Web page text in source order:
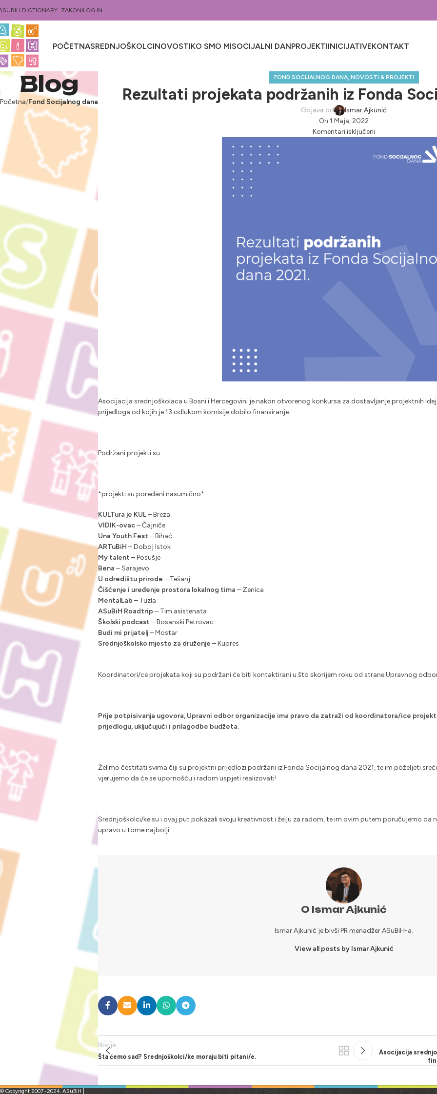
DICTIONARY ZAKONILOG IN
POČETNASREDNJOŠKOLCINOVOSTIKO SMO MISOCIJALNI DANPROJEKTIINICIJATIVEKONTAKT
Blog
Početna Fond Socijalnog dana
FOND SOCIJALNOG DANA, NOVOSTI & PROJEKTI
Rezultati projekata podržanih iz Fonda
Objava od
Ismar Ajkunić
On 1 Maja, 2022
Komentari isključeni
Asocijacija srednjoškolaca u Bosni i Hercegovini je nakon otvorenog konkursa za dostavljanje projektnih
prijedloga od kojih je 13 odlukom komisije dobilo finansiranje.
Podržani projekti su:
*projekti su poredani nasumično*
KULTura je KUL– Breza
VIDIK-ovac– Čajniče
Una Youth Fest – Bihać
ARTuBiH – Doboj Istok
My talent – Posušje
Bena – Sarajevo
U odredištu prirode – Tešanj
Čišćenje i uređenje prostora lokalnog tima – Zenica
MentalLab – Tuzla
ASuBiH Roadtrip – Tim asistenata
Školski podcast – Bosanski Petrovac
Budi mi prijatelj– Mostar
Srednjoškolsko mjesto za druženje – Kupres
Koordinatori/ce projekata koji su podržani će biti kontaktirani u što skorijem roku od strane Upravnog
Prije potpisivanja ugovora, Upravni odbor organizacije ima pravo da zatraži od koordinatora/ice
prijedlogu, uključujući i prilagodbe budžeta.
Želimo čestitati svima čiji su projektni prijedlozi podržani iz Fonda Socijalnog dana 2021, te im poželjeti
vjerujemo da će se upornošću i radom uspjeti realizovati!
Srednjoškolci/ke su i ovaj put pokazali svoju kreativnost i želju za radom, te im ovim putem poručujemo da
upravo u tome najbolji.
O Ismar Ajkunić
Ismar Ajkunić je bivši PR menadžer ASuBiH-a.
View all posts by Ismar Ajkunić
Novije
Šta ćemo sad? Srednjoškolci/ke moraju biti pitani/e.
Asocijacija
© Copyright 2007.-2024. ASuBiH |